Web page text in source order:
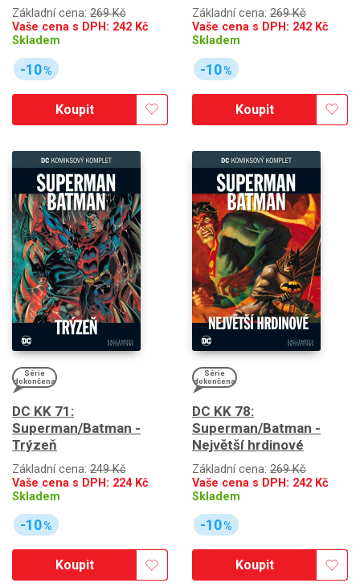
Základní cena: 269 Kč
Vaše cena s DPH: 242 Kč
Skladem
-10%
Koupit
Základní cena: 269 Kč
Vaše cena s DPH: 242 Kč
Skladem
-10%
Koupit
Série
dokončena
DC KK 71:
Superman/Batman -
Trýzeň
Základní cena: 249 Kč
Vaše cena s DPH: 224Kč
Skladem
-10%
Koupit
Série
dokončena
DC KK 78:
Superman/Batman -
Největší hrdinové
Základní cena: 269 Kč
Vaše cena s DPH: 242 Kč
Skladem
-10%
Koupit